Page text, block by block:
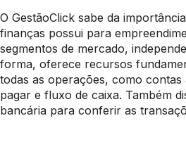
O GestãoClick sabe da
finanças possui para
segmentos de mercado,
forma, oferece recursos
todas as operações, como
pagar e fluxo de caixa. Também
bancária para conferir as